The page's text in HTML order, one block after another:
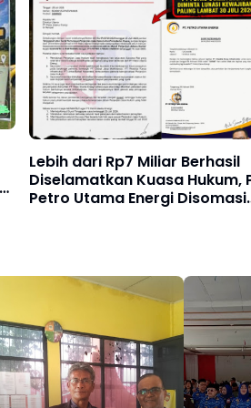
Lebih dari Rp7 Miliar Berhasil
Diselamatkan Kuasa Hukum,
Petro Utama Energi Disomasi